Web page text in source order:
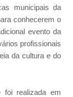
municipais da
conhecerem o
evento da
profissionais
da cultura e do
foi realizada em